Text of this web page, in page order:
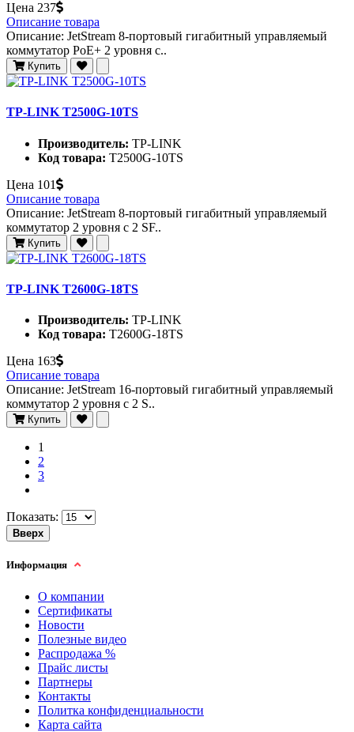
Цена 237
Описание товара
Описание: JetStream 8-портовый гигабитный управляемый
коммутатор PoE+ 2 уровня с..
Купить
TP-LINK T2500G-10TS
Производитель: TP-LINK
Код товара: T2500G-10TS
Цена 101
Описание товара
Описание: JetStream 8-портовый гигабитный управляемый
коммутатор 2 уровня с 2 SF..
Купить
TP-LINK T2600G-18TS
Производитель: TP-LINK
Код товара: T2600G-18TS
Цена 163
Описание товара
Описание: JetStream 16-портовый гигабитный управляемый
коммутатор 2 уровня с 2 S..
Купить
1
2
3
Показать:
Вверх
Информация
О компании
Сертификаты
Новости
Полезные видео
Распродажа %
Прайс листы
Партнеры
Контакты
Политка конфиденциальности
Карта сайта